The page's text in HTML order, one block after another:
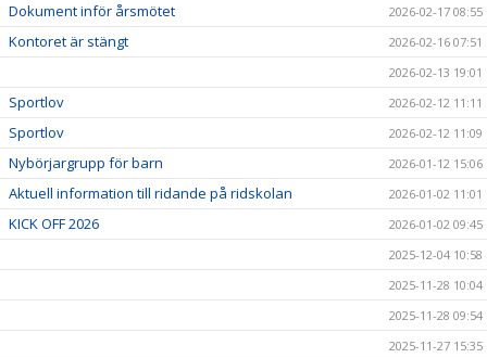
Dokument inför årsmötet 2026-02-17 08:55
Kontoret är stängt
2026-02-16 07:51
2026-02-13 19:01
Sportlov 2026-02-12 11:11
Sportlov 2026-02-12 11:09
Nybörjargrupp för barn 2026-01-12 15:06
Aktuell information till ridande på ridskolan 2026-01-02 11:01
KICK OFF 2026
2026-01-02 09:45
2025-12-04 10:58
2025-11-28 10:04
2025-11-28 09:54
2025-11-27 15:35